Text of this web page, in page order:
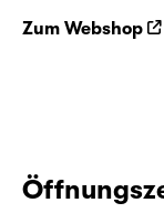
Zum Webshop